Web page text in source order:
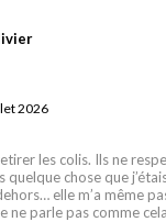
2026
les colis. Ils ne
quelque chose que
elle m’a même
ne parle pas comme